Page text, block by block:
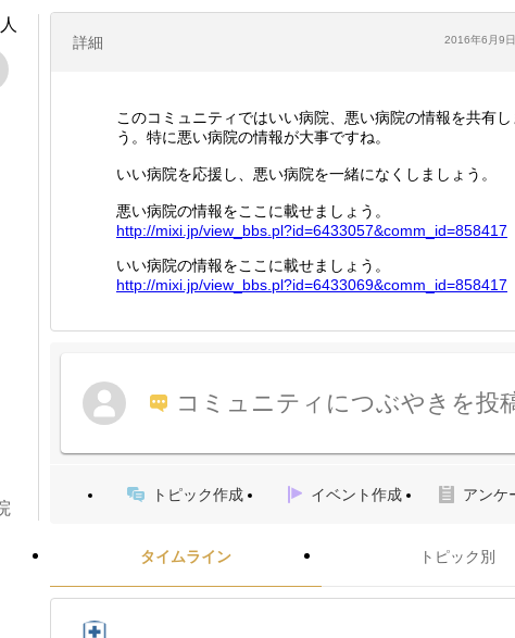
詳細 2016年6月9
このコミュニティではいい病院、悪い病院の情報を共有し
う。特に悪い病院の情報が大事ですね。
いい病院を応援し、悪い病院を一緒になくしましょう。
悪い病院の情報をここに載せましょう。
http://mixi.jp/view_bbs.pl?id=6433057&comm _id=858417
いい病院の情報をここに載せましょう。
http://mixi.jp/view_bbs.pl?id=6433069&comm _id=858417
コミュニティにつぶやきを投
トピック作成 イベント作成 アンケ
タイムライン トピック別